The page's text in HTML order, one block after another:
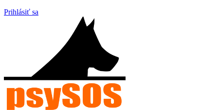
Prihlásiť sa